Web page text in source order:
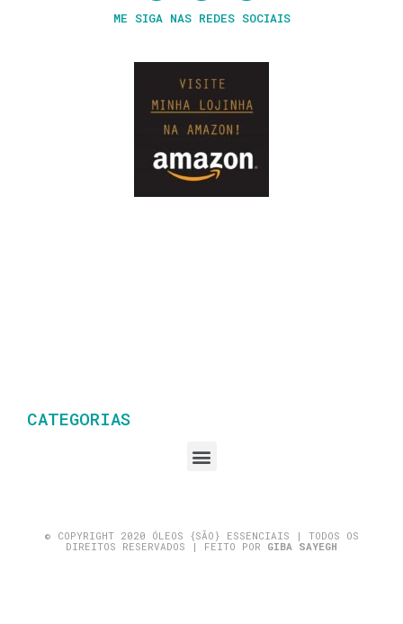
ME SIGA NAS REDES SOCIAIS
CATEGORIAS
© COPYRIGHT 2020 ÓLEOS {SÃO} ESSENCIAIS | TODOS OS
DIREITOS RESERVADOS | FEITO POR GIBA SAYEGH